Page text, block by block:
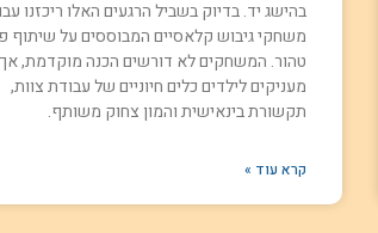
משחקי גיבוש קלאסיים המבוססים על שיתוף
טהור. המשחקים לא דורשים הכנה מוקדמת,
מעניקים לילדים כלים חיוניים של עבודת צוות,
תקשורת בינאישית והמון צחוק משותף.
קרא עוד »